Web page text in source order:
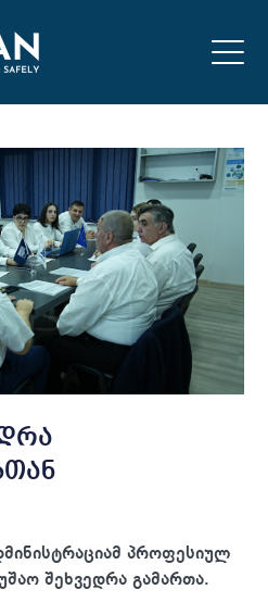
პროფესიულ
შეხვედრა გამართა.